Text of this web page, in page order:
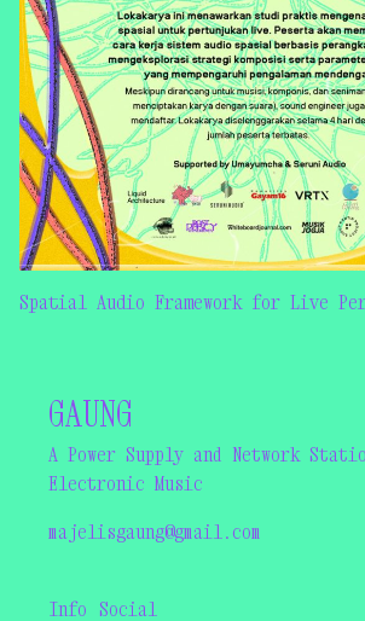
Spatial Audio Framework for Live
GAUNG
A Power Supply and Network
Electronic Music
majelisgaung@gmail.com
Info Social